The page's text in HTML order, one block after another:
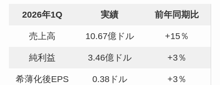
2026年1Q 実績 前年同期比
売上高 10.67億ドル +15％
純利益 3.46億ドル +3％
希薄化後EPS 0.38ドル +3％